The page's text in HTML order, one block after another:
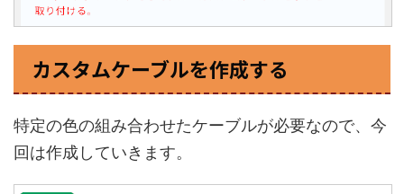
カスタムケーブルを作成する
特定の色の組み合わせたケーブルが必要なので、今
回は作成していきます。